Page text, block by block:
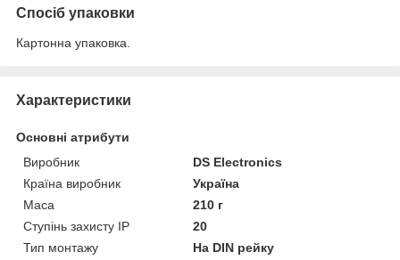
Спосіб упаковки
Картонна упаковка.
Характеристики
Основні атрибути
Виробник
DS Electronics
Країна виробник
Україна
Маса
210 г
Ступінь захисту IP
20
Тип монтажу
На DIN рейку